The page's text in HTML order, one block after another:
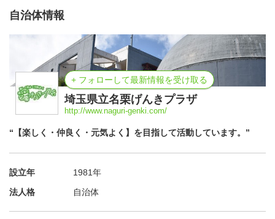
自治体情報
+ フォローして最新情報を受け取る
埼玉県立名栗げんきプラザ
http://www.naguri-genki.com/
“【楽しく・仲良く・元気よく】を目指して活動しています。”
設立年
1981年
法人格
自治体